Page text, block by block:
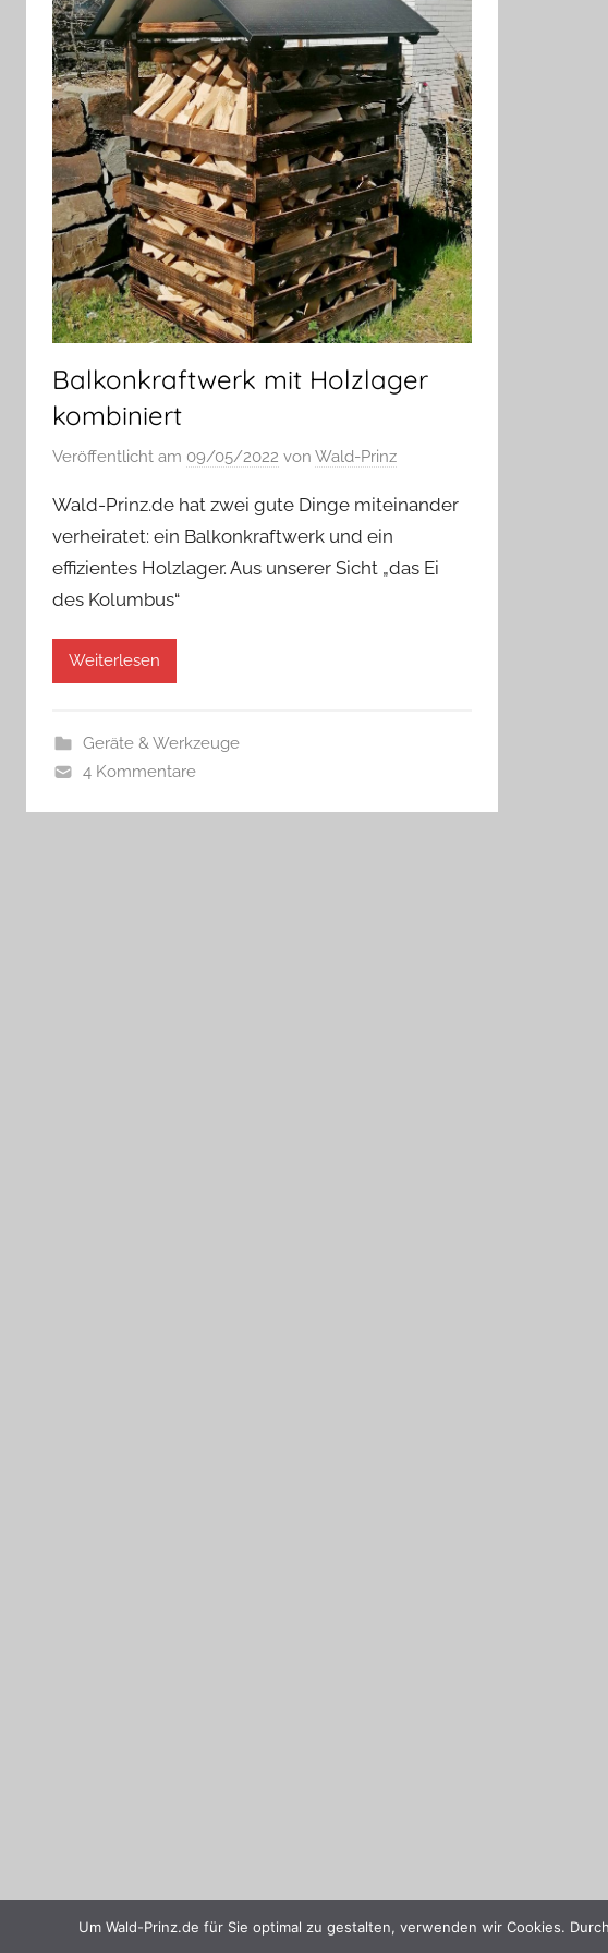
Balkonkraftwerk mit Holzlager
kombiniert
Veröffentlicht am 09/05/2022 von Wald-Prinz
Wald-Prinz.de hat zwei gute Dinge miteinander
verheiratet: ein Balkonkraftwerk und ein
effizientes Holzlager. Aus unserer Sicht „das Ei
des Kolumbus“
Weiterlesen
Geräte & Werkzeuge
4 Kommentare
Um Wald-Prinz.de für Sie optimal zu gestalten, verwenden wir Cookies.